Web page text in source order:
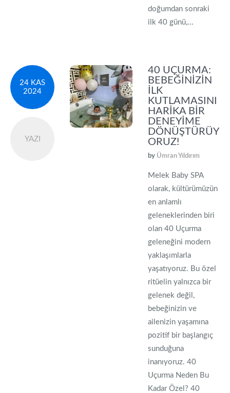
doğumdan sonraki
ilk 40 günü,...
24 KAS
2024
YAZI
40 UÇURMA:
BEBEĞINIZIN
İLK
KUTLAMASINI
HARIKA BIR
DENEYIME
DÖNÜŞTÜRÜY
ORUZ!
by Ümran Yıldırım
Melek Baby SPA
olarak, kültürümüzün
en anlamlı
geleneklerinden biri
olan 40 Uçurma
geleneğini modern
yaklaşımlarla
yaşatıyoruz. Bu özel
ritüelin yalnızca bir
gelenek değil,
bebeğinizin ve
ailenizin yaşamına
pozitif bir başlangıç
sunduğuna
inanıyoruz. 40
Uçurma Neden Bu
Kadar Özel? 40